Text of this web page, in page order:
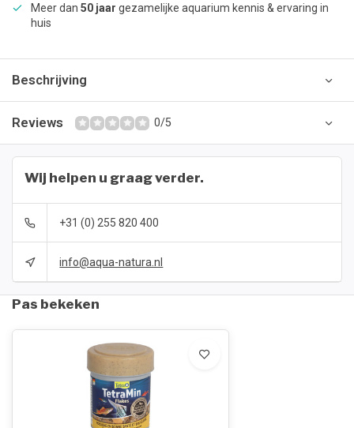
Meer dan 50 jaar gezamelijke aquarium kennis & ervaring in
huis
Beschrijving
Reviews 0/5
Wij helpen u graag verder.
+31 (0) 255 820 400
info@aqua-natura.nl
Pas bekeken